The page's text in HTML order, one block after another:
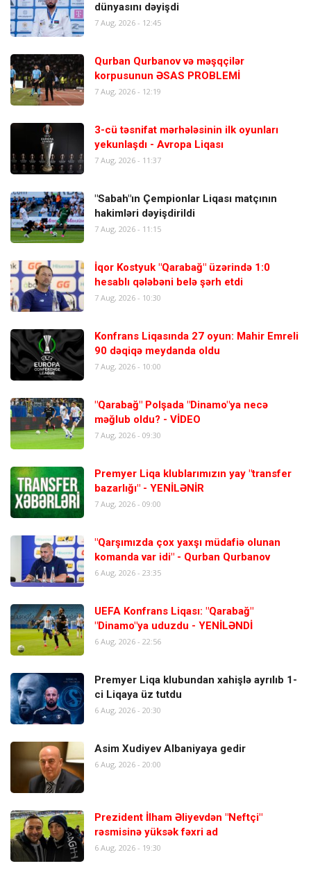
dünyasını dəyişdi
7 Aug, 2026 - 12:45
Qurban Qurbanov və məşqçilər
korpusunun ƏSAS PROBLEMİ
7 Aug, 2026 - 12:19
3-cü təsnifat mərhələsinin ilk oyunları
yekunlaşdı - Avropa Liqası
7 Aug, 2026 - 11:37
"Sabah"ın Çempionlar Liqası matçının
hakimləri dəyişdirildi
7 Aug, 2026 - 11:15
İqor Kostyuk "Qarabağ" üzərində 1:0
hesablı qələbəni belə şərh etdi
7 Aug, 2026 - 10:30
Konfrans Liqasında 27 oyun: Mahir Emreli
90 dəqiqə meydanda oldu
7 Aug, 2026 - 10:00
"Qarabağ" Polşada "Dinamo"ya necə
məğlub oldu? - VİDEO
7 Aug, 2026 - 09:30
Premyer Liqa klublarımızın yay "transfer
bazarlığı" - YENİLƏNİR
7 Aug, 2026 - 09:00
"Qarşımızda çox yaxşı müdafiə olunan
komanda var idi" - Qurban Qurbanov
6 Aug, 2026 - 23:35
UEFA Konfrans Liqası: "Qarabağ"
"Dinamo"ya uduzdu - YENİLƏNDİ
6 Aug, 2026 - 22:56
Premyer Liqa klubundan xahişlə ayrılıb 1-
ci Liqaya üz tutdu
6 Aug, 2026 - 20:30
Asim Xudiyev Albaniyaya gedir
6 Aug, 2026 - 20:00
Prezident İlham Əliyevdən "Neftçi"
rəsmisinə yüksək fəxri ad
6 Aug, 2026 - 19:30